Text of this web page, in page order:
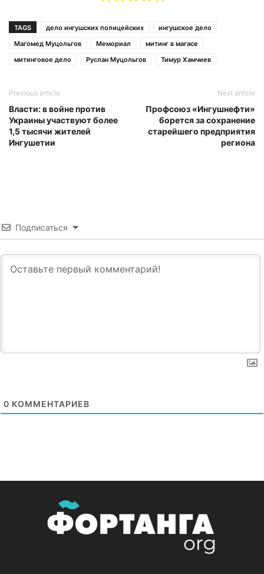
TAGS дело ингушских полицейских
ингушское дело
Магомед Муцольгов
Мемориал
митинг в магасе
митинговое дело
Руслан Муцольгов Тимур Хамчиев
Previous article
Власти: в войне против
Украины участвуют более
1,5 тысячи жителей
Ингушетии
Next article
Профсоюз «Ингушнефти»
борется за сохранение
старейшего предприятия
региона
Подписаться
0 КОММЕНТАРИЕВ